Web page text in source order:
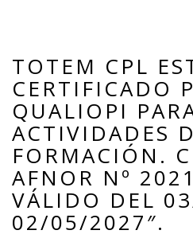
TOTEM CPL
CERTIFICADO
QUALIOPI
ACTIVIDADES
FORMACIÓN.
AFNOR Nº
VÁLIDO DEL
02/05/2027″.